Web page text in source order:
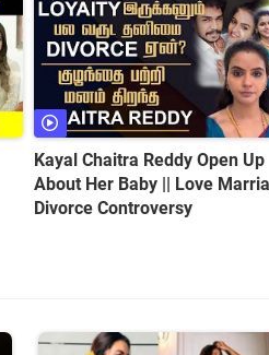
Kayal Chaitra Reddy Open Up
About Her Baby || Love Marriage
Divorce Controversy